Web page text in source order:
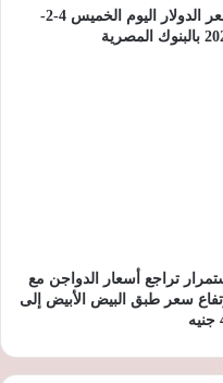
سعر الدولار اليوم الخميس 4-2-
المصرية
تراجع أسعار الدواجن مع
سعر طبق البيض الأبيض إلى